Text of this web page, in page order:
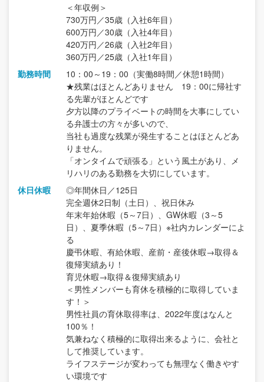
＜年収例＞
730万円／35歳（入社6年目）
600万円／30歳（入社4年目）
420万円／26歳（入社2年目）
360万円／25歳（入社1年目）
勤務時間
10：00～19：00（実働8時間／休憩1時間）
★残業はほとんどありません 19：00に帰社す
る先輩がほとんどです
夕方以降のプライベートの時間を大事にしてい
る弁護士の方々が多いので、
当社も過度な残業が発生することはほとんどあ
りません。
「オンタイムで頑張る」という風土があり、メ
リハリのある勤務を大切にしています。
休日休暇
◎年間休日／125日
完全週休2日制（土日）、祝日休み
年末年始休暇（5～7日）、GW休暇（3～5
日）、夏季休暇（5～7日）※社内カレンダーによ
る
慶弔休暇、有給休暇、産前・産後休暇→取得＆
復帰実績あり！
育児休暇→取得＆復帰実績あり
＜男性メンバーも育休を積極的に取得していま
す！＞
男性社員の育休取得率は、2022年度はなんと
100％！
気兼ねなく積極的に取得出来るように、会社と
して推奨しています。
ライフステージが変わっても無理なく働きやす
い環境です